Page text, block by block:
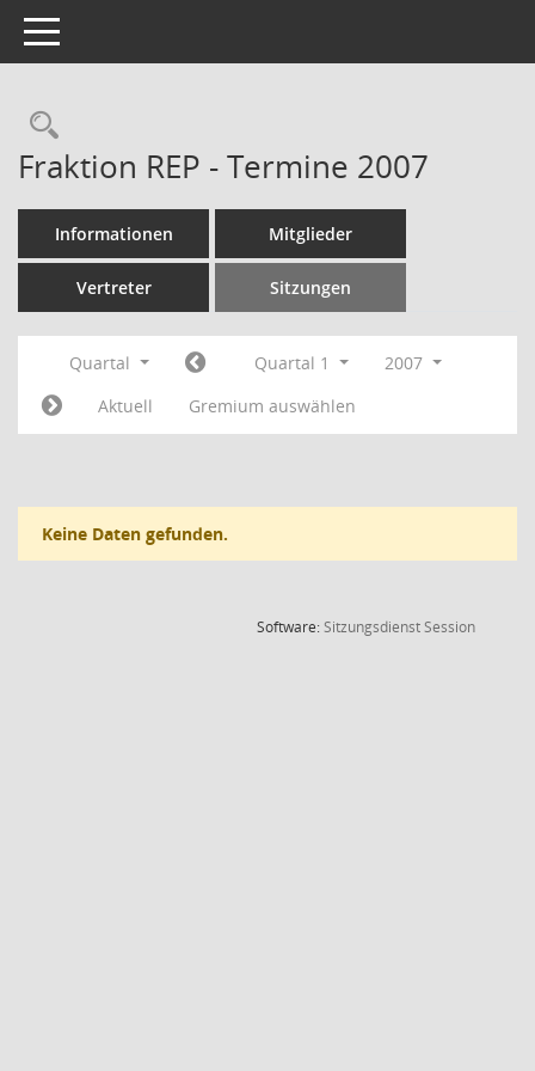
Toggle navigation
Rechercheauswahl
Fraktion REP - Termine 2007
Informationen Mitglieder
Vertreter Sitzungen
Quartal Quartal 1
2007
Aktuell
Gremium auswählen
Keine Daten gefunden.
Software:SitzungsdienstSession(Wird in